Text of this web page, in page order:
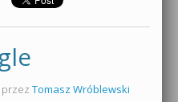
przez Tomasz Wróblewski